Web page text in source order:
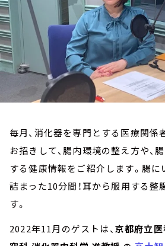
毎月、消化器を専門とする医療関係
お招きして、腸内環境の整え方や、
する健康情報をご紹介します。腸
詰まった10分間！耳から服用する整
す。
2022年11月のゲストは、京都府立